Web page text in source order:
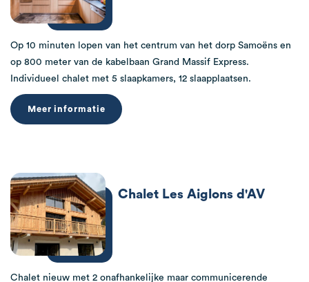
Op 10 minuten lopen van het centrum van het dorp Samoëns en
op 800 meter van de kabelbaan Grand Massif Express.
Individueel chalet met 5 slaapkamers, 12 slaapplaatsen.
Meer informatie
Chalet Les Aiglons d'AV
Chalet nieuw met 2 onafhankelijke maar communicerende